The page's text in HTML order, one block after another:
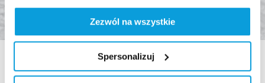
Zezwól na wszystkie
Spersonalizuj